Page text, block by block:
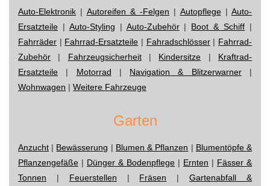
Auto-Elektronik | Autoreifen & -Felgen | Autopflege| Auto-
Ersatzteile | Auto-Styling | Auto-Zubehör| Boot & Schiff |
Fahrräder | Fahrrad-Ersatzteile | Fahradschlösser| Fahrrad-
Zubehör | Fahrzeugsicherheit| Kindersitze | Kraftrad-
Ersatzteile | Motorrad | Navigation & Blitzerwarner|
Wohnwagen | Weitere Fahrzeuge
Garten
Anzucht | Bewässerung | Blumen & Pflanzen | Blumentöpfe &
Pflanzengefäße | Dünger & Bodenpflege | Ernten | Fässer &
Tonnen | Feuerstellen | Fräsen |Gartenabfall &